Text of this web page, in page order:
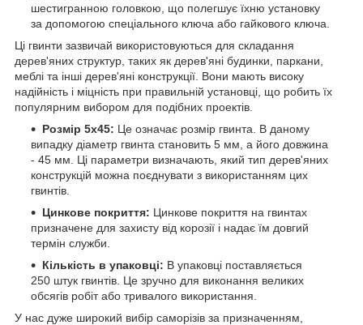
шестигранною головкою, що полегшує їхню установку
за допомогою спеціального ключа або гайкового ключа.
Ці гвинти зазвичай використовуються для складання
дерев'яних структур, таких як дерев'яні будинки, паркани,
меблі та інші дерев'яні конструкції. Вони мають високу
надійність і міцність при правильній установці, що робить їх
популярним вибором для подібних проектів.
Розмір 5x45: Це означає розмір гвинта. В даному
випадку діаметр гвинта становить 5 мм, а його довжина
- 45 мм. Ці параметри визначають, який тип дерев'яних
конструкцій можна поєднувати з використанням цих
гвинтів.
Цинкове покриття: Цинкове покриття на гвинтах
призначене для захисту від корозії і надає їм довгий
термін служби.
Кількість в упаковці: В упаковці поставляється
250 штук гвинтів. Це зручно для виконання великих
обсягів робіт або тривалого використання.
У нас дуже широкий вибір саморізів за призначенням,